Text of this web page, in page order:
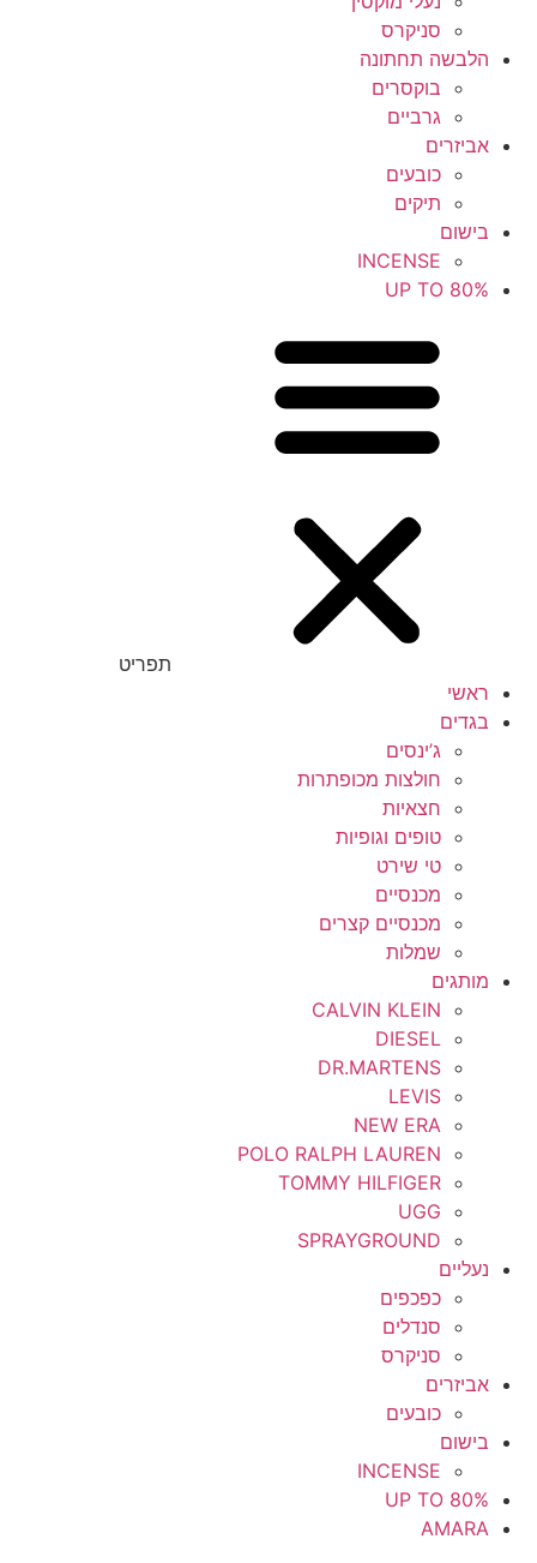
סניקרס
הלבשה תחתונה
בוקסרים
גרביים
אביזרים
כובעים
תיקים
בישום
INCENSE
UP TO 80%
תפריט
ראשי
בגדים
ג’ינסים
חולצות מכופתרות
חצאיות
טופים וגופיות
טי שירט
מכנסיים
מכנסיים קצרים
שמלות
מותגים
CALVIN KLEIN
DIESEL
DR.MARTENS
LEVIS
NEW ERA
POLO RALPH LAUREN
TOMMY HILFIGER
UGG
SPRAYGROUND
נעליים
כפכפים
סנדלים
סניקרס
אביזרים
כובעים
בישום
INCENSE
UP TO 80%
AMARA